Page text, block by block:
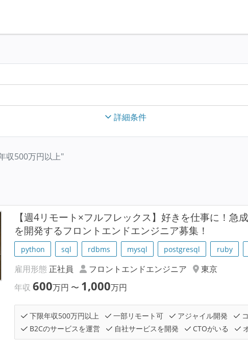
詳細条件
収500万円以上"
【週4リモート×フルフレックス】好きを仕事に！急
を開発するフロントエンドエンジニア募集！
python sql rdbms mysql postgresql ruby
雇用形態 正社員 フロントエンドエンジニア
東京
年収600万円 〜 1,000万円
下限年収500万円以上 一部リモート可 アジャイル開発
B2Cのサービスを運営
自社サービスを開発 CTOがいる